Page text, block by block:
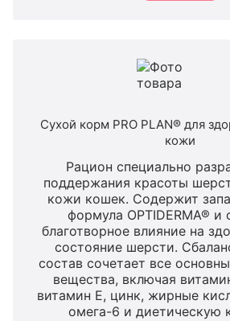
Сухой корм PRO PLAN® для
кожи
Рацион специально
поддержания красоты
кожи кошек. Содержит
формула OPTIDERMA® и
благотворное влияние на
состояние шерсти.
состав сочетает все
вещества, включая
витамин E, цинк, жирные
омега-6 и диетическую